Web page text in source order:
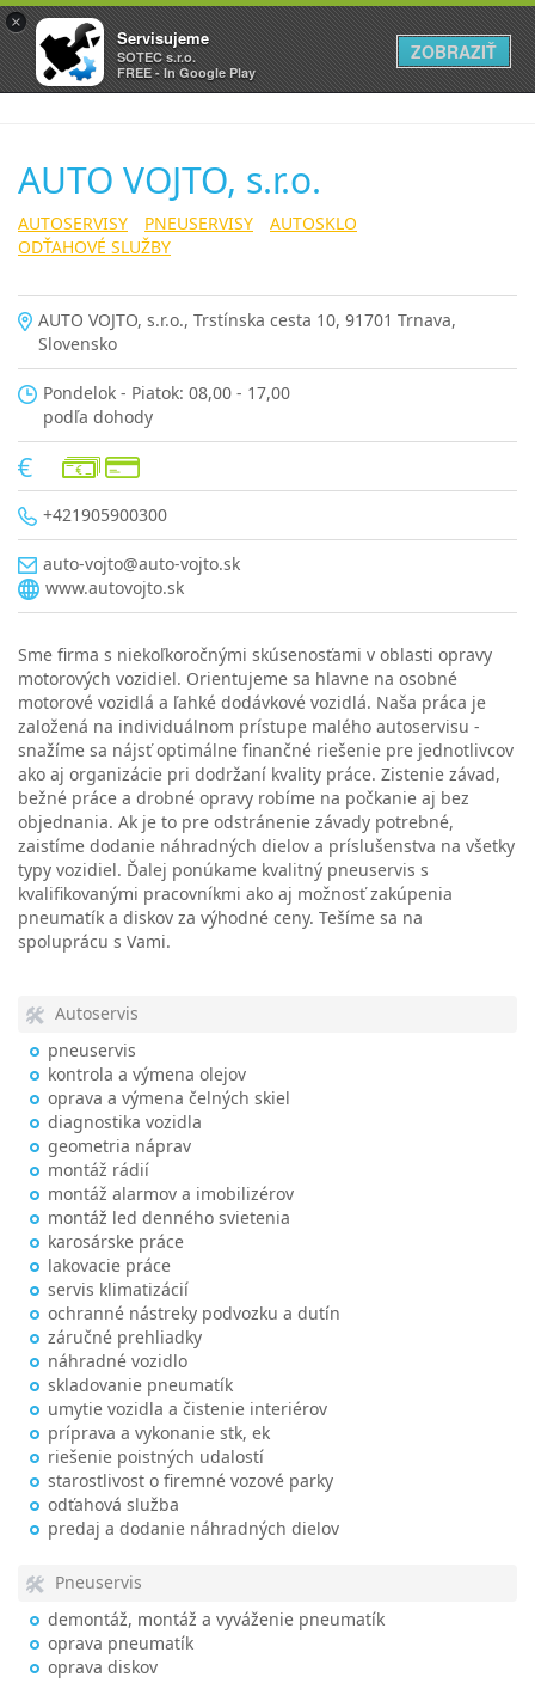
AUTO VOJTO, s.r.o.
AUTOSERVISY PNEUSERVISY
AUTOSKLO
ODŤAHOVÉ SLUŽBY
AUTO VOJTO, s.r.o., Trstínska cesta 10, 91701 Trnava,
Slovensko
Pondelok - Piatok: 08,00 - 17,00
podľa dohody
+421905900300
auto-vojto@auto-vojto.sk
www.autovojto.sk
Sme firma s niekoľkoročnými skúsenosťami v oblasti opravy
motorových vozidiel. Orientujeme sa hlavne na osobné
motorové vozidlá a ľahké dodávkové vozidlá. Naša práca je
založená na individuálnom prístupe malého autoservisu -
snažíme sa nájsť optimálne finančné riešenie pre jednotlivcov
ako aj organizácie pri dodržaní kvality práce. Zistenie závad,
bežné práce a drobné opravy robíme na počkanie aj bez
objednania. Ak je to pre odstránenie závady potrebné,
zaistíme dodanie náhradných dielov a príslušenstva na všetky
typy vozidiel. Ďalej ponúkame kvalitný pneuservis s
kvalifikovanými pracovníkmi ako aj možnosť zakúpenia
pneumatík a diskov za výhodné ceny. Tešíme sa na
spoluprácu s Vami.
Autoservis
pneuservis
kontrola a výmena olejov
oprava a výmena čelných skiel
diagnostika vozidla
geometria náprav
montáž rádií
montáž alarmov a imobilizérov
montáž led denného svietenia
karosárske práce
lakovacie práce
servis klimatizácií
ochranné nástreky podvozku a dutín
záručné prehliadky
náhradné vozidlo
skladovanie pneumatík
umytie vozidla a čistenie interiérov
príprava a vykonanie stk, ek
riešenie poistných udalostí
starostlivost o firemné vozové parky
odťahová služba
predaj a dodanie náhradných dielov
Pneuservis
demontáž, montáž a vyváženie pneumatík
oprava pneumatík
oprava diskov
×
Servisujeme
SOTEC s.r.o.
FREE - In Google Play
ZOBRAZIŤ